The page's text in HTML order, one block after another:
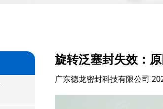
旋转泛塞封失效：
广东德龙密封科技有限公司